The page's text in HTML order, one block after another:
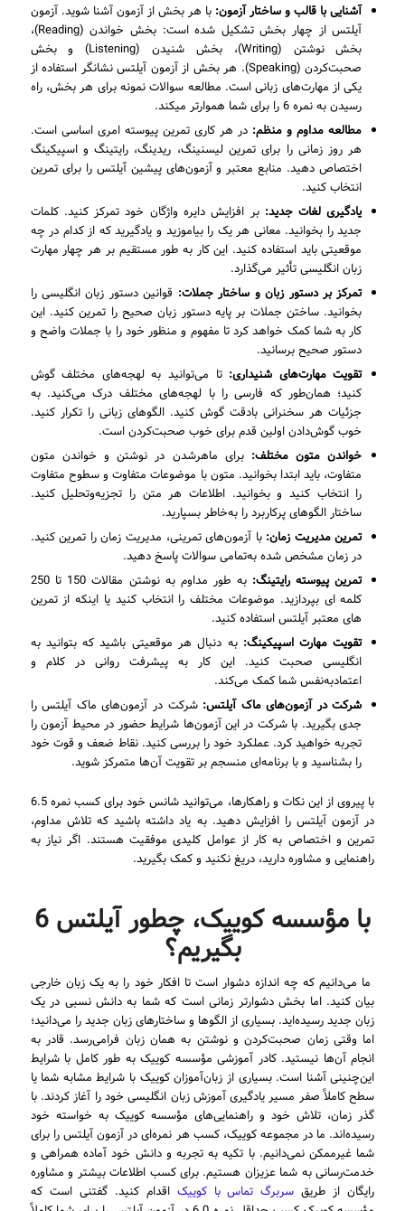
آشنایی با قالب و ساختار آزمون: با هر بخش از آزمون آشنا شوید. آزمون
آیلتس از چهار بخش تشکیل شده است: بخش خواندن (Reading)،
بخش نوشتن (Writing)، بخش شنیدن (Listening) و بخش
صحبت‌کردن (Speaking). هر بخش از آزمون آیلتس نشانگر استفاده از
یکی از مهارت‌های زبانی است. مطالعه سوالات نمونه برای هر بخش، راه
رسیدن به نمره 6 را برای شما هموارتر میکند.
مطالعه مداوم و منظم: در هر کاری تمرین پیوسته امری اساسی است.
هر روز زمانی را برای تمرین لیسنینگ، ریدینگ، رایتینگ و اسپیکینگ
اختصاص دهید. منابع معتبر و آزمون‌های پیشین آیلتس را برای تمرین
انتخاب کنید.
یادگیری لغات جدید:بر افزایش دایره واژگان خود تمرکز کنید. کلمات
جدید را بخوانید. معانی هر یک را بیاموزید و یادگیرید که از کدام در چه
موقعیتی باید استفاده کنید. این کار به طور مستقیم بر هر چهار مهارت
زبان انگلیسی تأثیر می‌گذارد.
تمرکز بر دستور زبان و ساختار جملات: قوانین دستور زبان انگلیسی را
بخوانید. ساختن جملات بر پایه دستور زبان صحیح را تمرین کنید. این
کار به شما کمک خواهد کرد تا مفهوم و منظور خود را با جملات واضح و
دستور صحیح برسانید.
تقویت مهارت‌های شنیداری:تا می‌توانید به لهجه‌های مختلف گوش
کنید؛ همان‌طور که فارسی را با لهجه‌های مختلف درک می‌کنید. به
جزئیات هر سخنرانی بادقت گوش کنید. الگوهای زبانی را تکرار کنید.
خوب گوش‌دادن اولین قدم برای خوب صحبت‌کردن است.
خواندن متون مختلف: برای ماهرشدن در نوشتن و خواندن متون
متفاوت، باید ابتدا بخوانید. متون با موضوعات متفاوت و سطوح متفاوت
را انتخاب کنید و بخوانید. اطلاعات هر متن را تجزیه‌وتحلیل کنید.
ساختار الگوهای پرکاربرد را به‌خاطر بسپارید.
تمرین مدیریت زمان: با آزمون‌های تمرینی، مدیریت زمان را تمرین کنید.
در زمان مشخص شده به‌تمامی سوالات پاسخ دهید.
تمرین پیوسته رایتینگ:
به طور مداوم به نوشتن مقالات 150 تا 250
کلمه ای بپردازید. موضوعات مختلف را انتخاب کنید یا اینکه از تمرین
های معتبر آیلتس استفاده کنید.
تقویت مهارت اسپیکینگ: به دنبال هر موقعیتی باشید که بتوانید به
انگلیسی صحبت کنید. این کار به پیشرفت روانی در کلام و
اعتمادبه‌نفس شما کمک می‌کند.
شرکت در آزمون‌های ماک آیلتس: شرکت در آزمون‌های ماک آیلتس را
جدی بگیرید. با شرکت در این آزمون‌ها شرایط حضور در محیط آزمون را
تجربه خواهید کرد. عملکرد خود را بررسی کنید. نقاط ضعف و قوت خود
را بشناسید و با برنامه‌ای منسجم بر تقویت آن‌ها متمرکز شوید.
با پیروی از این نکات و راهکارها، می‌توانید شانس خود برای کسب نمره 6.5
در آزمون آیلتس را افزایش دهید. به یاد داشته باشید که تلاش مداوم،
تمرین و اختصاص به کار از عوامل کلیدی موفقیت هستند. اگر نیاز به
راهنمایی و مشاوره دارید، دریغ نکنید و کمک بگیرید.
با مؤسسه کوییک، چطور آیلتس 6
بگیریم؟
ما می‌دانیم که چه اندازه دشوار است تا افکار خود را به یک زبان خارجی
بیان کنید. اما بخش دشوارتر زمانی است که شما به دانش نسبی در یک
زبان جدید رسیده‌اید. بسیاری از الگوها و ساختارهای زبان جدید را می‌دانید؛
اما وقتی زمان صحبت‌کردن و نوشتن به همان زبان فرامی‌رسد. قادر به
انجام آن‌ها نیستید. کادر آموزشی مؤسسه کوییک به طور کامل با شرایط
این‌چنینی آشنا است. بسیاری از زبان‌آموزان کوییک با شرایط مشابه شما یا
سطح کاملاً صفر مسیر یادگیری آموزش زبان انگلیسی خود را آغاز کردند. با
گذر زمان، تلاش خود و راهنمایی‌های مؤسسه کوییک به خواسته خود
رسیده‌اند. ما در مجموعه کوییک، کسب هر نمره‌ای در آزمون آیلتس را برای
شما غیرممکن نمی‌دانیم. با تکیه به تجربه و دانش خود آماده همراهی و
خدمت‌رسانی به شما عزیزان هستیم. برای کسب اطلاعات بیشتر و مشاوره
رایگان از طریق سربرگ تماس با کوییک اقدام کنید. گفتنی است که